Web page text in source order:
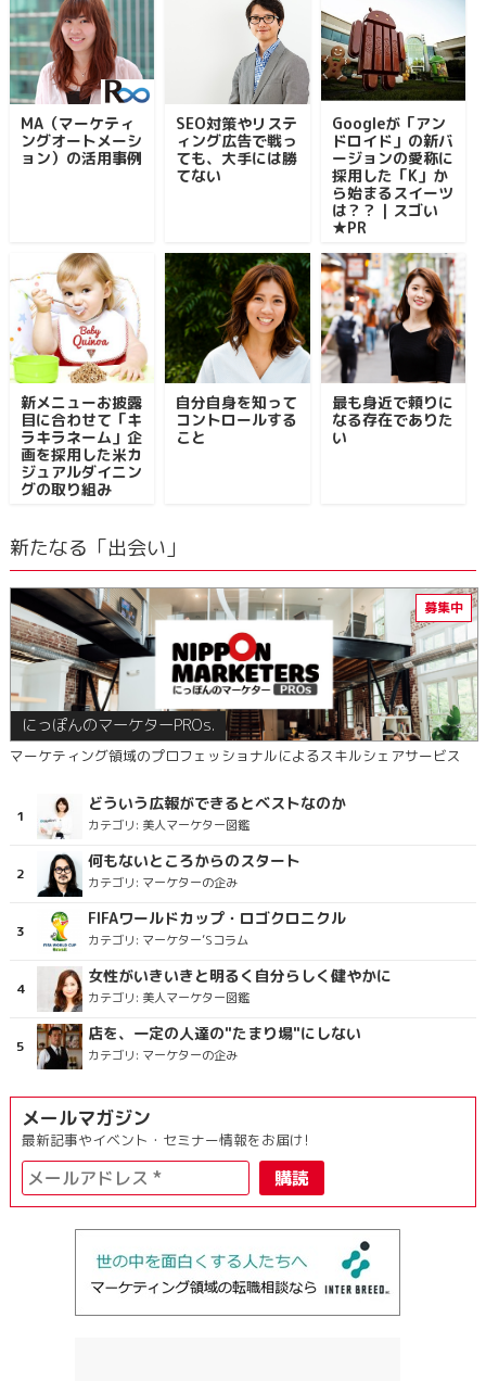
MA（マーケティ
ングオートメーシ
ョン）の活用事例
SEO対策やリステ
ィング広告で戦っ
ても、大手には勝
てない
Googleが「アン
ドロイド」の新バ
ージョンの愛称に
採用した「K」か
ら始まるスイーツ
は？？｜スゴい
★PR
新メニューお披露
目に合わせて「キ
ラキラネーム」企
画を採用した米カ
ジュアルダイニン
グの取り組み
自分自身を知って
コントロールする
こと
最も身近で頼りに
なる存在でありた
い
新たなる「出会い」
にっぽんのマーケターPROs.
マーケティング領域のプロフェッショナルによるスキルシェアサービス
どういう広報ができるとベストなのか
カテゴリ: 美人マーケター図鑑
何もないところからのスタート
カテゴリ: マーケターの企み
FIFAワールドカップ・ロゴクロニクル
カテゴリ: マーケター’Sコラム
女性がいきいきと明るく自分らしく健やかに
カテゴリ: 美人マーケター図鑑
店を、一定の人達の"たまり場"にしない
カテゴリ: マーケターの企み
メールマガジン
最新記事やイベント・セミナー情報をお届け!